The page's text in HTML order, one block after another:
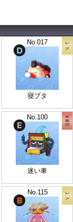
No.017
寝ブタ
No.100
迷い車
No.115